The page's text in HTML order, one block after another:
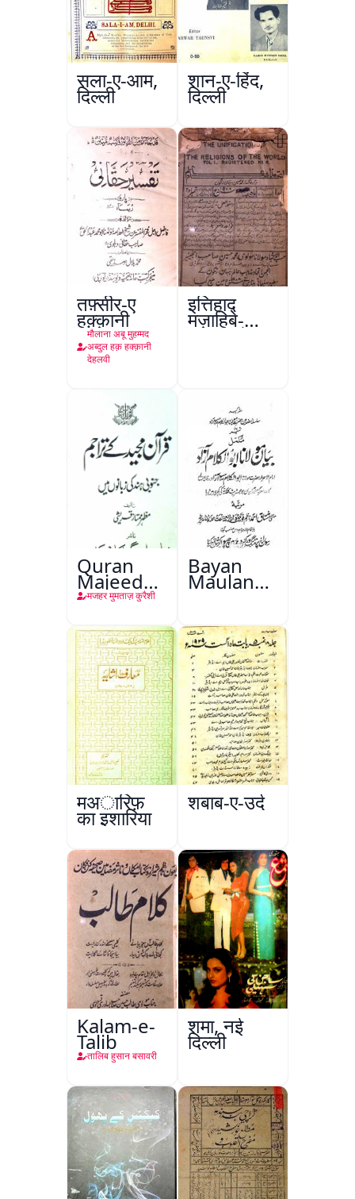
सला-ए-आम,
दिल्ली
शान-ए-हिंद,
दिल्ली
तफ़्सीर-ए
हक़्क़ानी
मौलाना अबू मुहम्मद
अब्दुल हक़ हक्क़ानी
देहलवी
इत्तिहाद
मज़ाहिबे-
आलम, रंगून
Quran
Majeed
Keमजहर मुमताज़ कुरैशी
Bayan
Maulana
Abul
Azad
मअारिफ़
का इशारिया
शबाब-ए-उर्दू
Kalam-e-
Talib
तालिब हुसान बसावरी
शमा, नई
दिल्ली